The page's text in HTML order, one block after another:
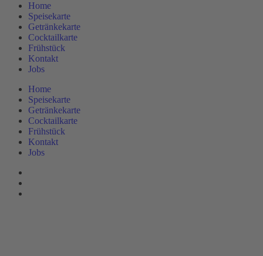
Home
Speisekarte
Getränkekarte
Cocktailkarte
Frühstück
Kontakt
Jobs
Home
Speisekarte
Getränkekarte
Cocktailkarte
Frühstück
Kontakt
Jobs